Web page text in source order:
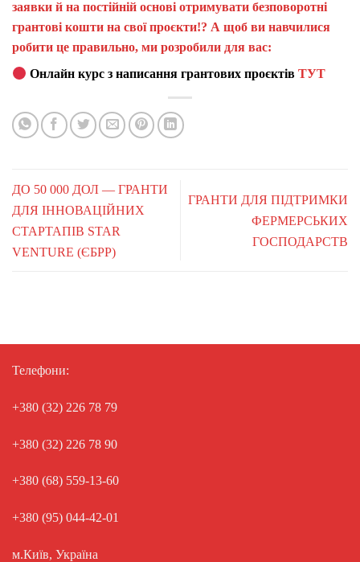
заявки й на постійній основі отримувати безповоротні
грантові кошти на свої проєкти!? А щоб ви навчилися
робити це правильно, ми розробили для вас:
Онлайн курс з написання грантових проєктівТУТ
ДО 50 000 ДОЛ — ГРАНТИ
ДЛЯ ІННОВАЦІЙНИХ
СТАРТАПІВ STAR
VENTURE (ЄБРР)
ГРАНТИ ДЛЯ ПІДТРИМКИ
ФЕРМЕРСЬКИХ
ГОСПОДАРСТВ
Телефони:
+380 (32) 226 78 79
+380 (32) 226 78 90
+380 (68) 559-13-60
+380 (95) 044-42-01
м.Київ, Україна